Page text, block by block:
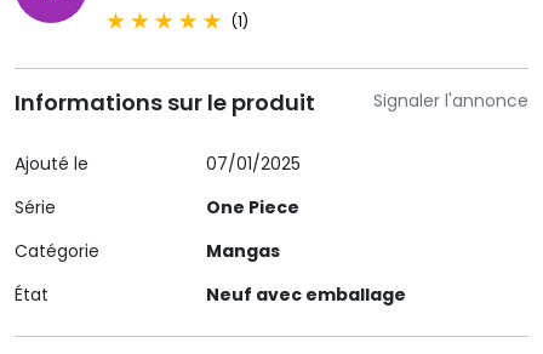
(1)
Signaler l'annonce
Informations sur le produit
Ajouté le
07/01/2025
Série
One Piece
Catégorie
Mangas
État
Neuf avec emballage